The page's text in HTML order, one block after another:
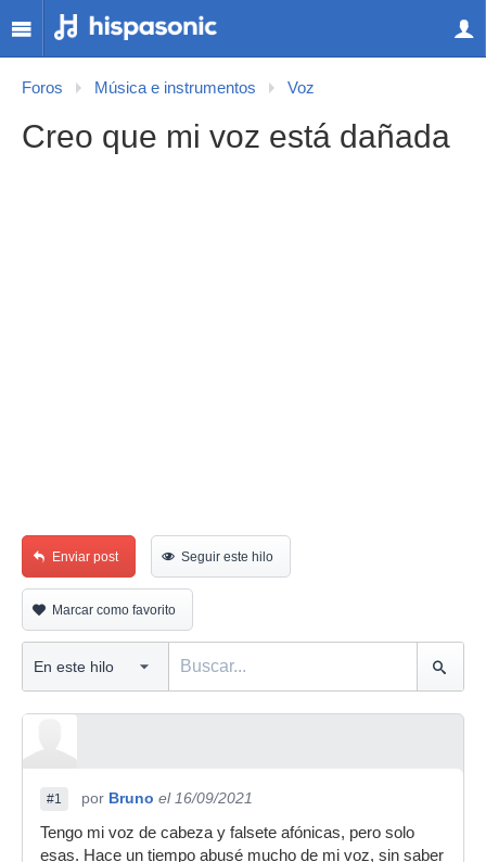
Foros Música e instrumentos Voz
Creo que mi voz está dañada
Enviar post Seguir este hilo
Marcar como favorito
#1 por Bruno el 16/09/2021
Tengo mi voz de cabeza y falsete afónicas, pero solo
esas. Hace un tiempo abusé mucho de mi voz, sin saber